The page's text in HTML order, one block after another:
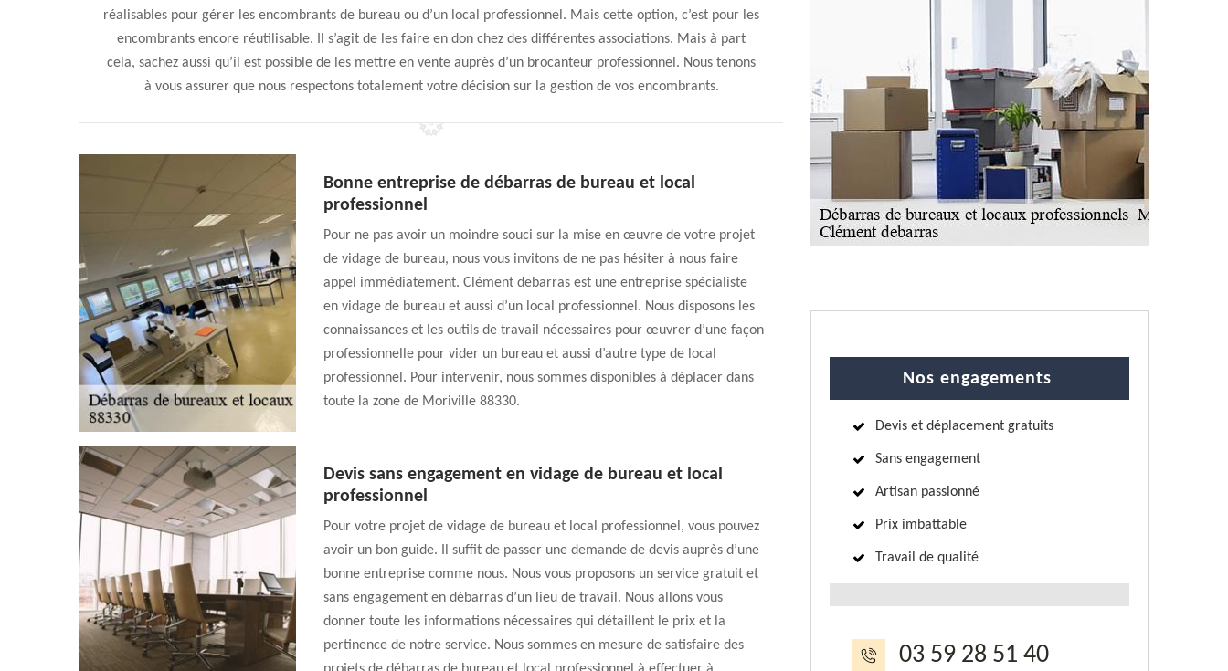
réalisables pour gérer les encombrants de bureau ou d’un local professionnel. Mais cette option, c’est pour les
encombrants encore réutilisable. Il s’agit de les faire en don chez des différentes associations. Mais à part
cela, sachez aussi qu’il est possible de les mettre en vente auprès d’un brocanteur professionnel. Nous tenons
à vous assurer que nous respectons totalement votre décision sur la gestion de vos encombrants.
Bonne entreprise de débarras de bureau et local
professionnel
Pour ne pas avoir un moindre souci sur la mise en œuvre de votre projet
de vidage de bureau, nous vous invitons de ne pas hésiter à nous faire
appel immédiatement. Clément debarras est une entreprise spécialiste
en vidage de bureau et aussi d’un local professionnel. Nous disposons les
connaissances et les outils de travail nécessaires pour œuvrer d’une façon
professionnelle pour vider un bureau et aussi d’autre type de local
professionnel. Pour intervenir, nous sommes disponibles à déplacer dans
toute la zone de Moriville 88330.
Devis sans engagement en vidage de bureau et local
professionnel
Pour votre projet de vidage de bureau et local professionnel, vous pouvez
avoir un bon guide. Il suffit de passer une demande de devis auprès d’une
bonne entreprise comme nous. Nous vous proposons un service gratuit et
sans engagement en débarras d’un lieu de travail. Nous allons vous
donner toute les informations nécessaires qui détaillent le prix et la
pertinence de notre service. Nous sommes en mesure de satisfaire des
Nos engagements
Devis et déplacement gratuits
Sans engagement
Artisan passionné
Prix imbattable
Travail de qualité
03 59 28 51 40